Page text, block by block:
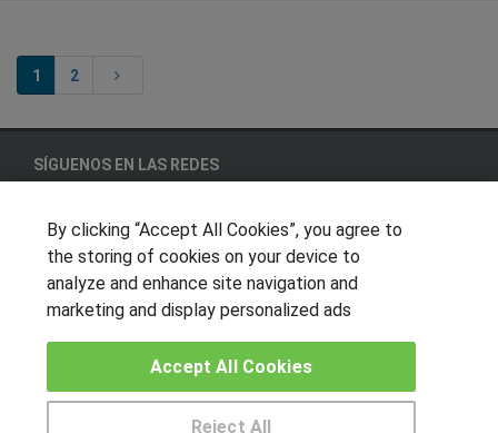
1 2
SÍGUENOS EN LAS REDES
OTROS GRUPOS DE INTERES
Muro de los idiomas
Hablemos de empleo
Locos por las becas
By clicking “Accept All Cookies”, you agree to
the storing of cookies on your device to
analyze and enhance site navigation and
marketing and display personalized ads
Reject All
Accept All Cookies